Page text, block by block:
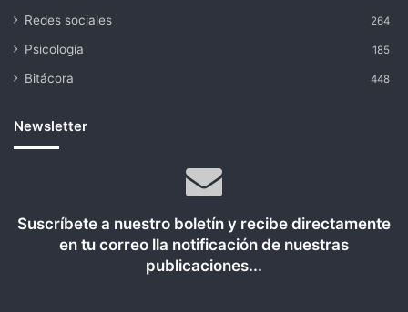
Redes sociales 264
Psicología 185
Bitácora 448
Newsletter
Suscríbete a nuestro boletín y recibe directamente
en tu correo lla notificación de nuestras
publicaciones...